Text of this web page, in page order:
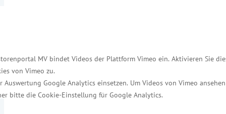
MV bindet Videos der Plattform Vimeo ein. Aktivieren Sie
von Vimeo zu.
Auswertung Google Analytics einsetzen. Um Videos von Vimeo
bitte die Cookie-Einstellung für Google Analytics.
Weiterhin entfallen die bisherigen Regelungen
anzuwendende Vergaberegeln (Vergabe-